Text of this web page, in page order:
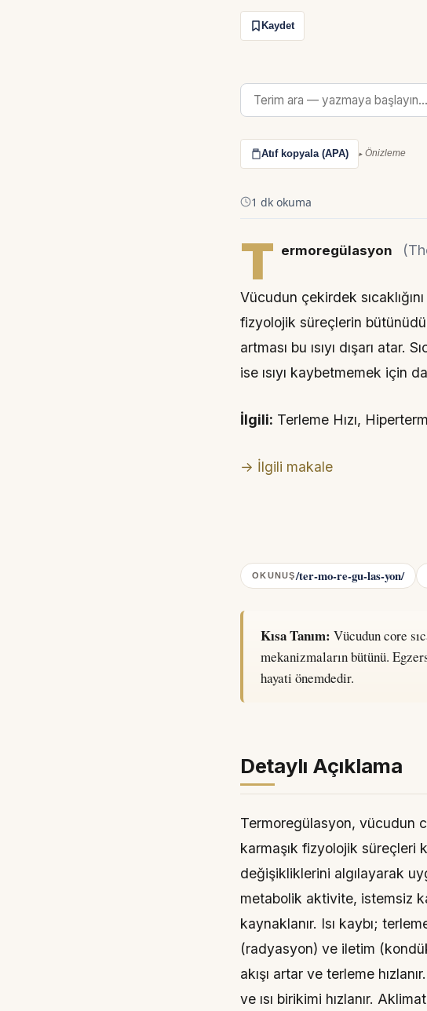
Kaydet
Atıf kopyala (APA) Önizleme
1 dk okuma
T ermoregülasyon
Vücudun çekirdek
fizyolojik süreçlerin
artması bu ısıyı dışarı
ise ısıyı kaybetmemek için
İlgili: Terleme Hızı,
→ İlgili makale
OKUNUŞ/ter-mo-re-gu-las-yon/
Kısa Tanım: Vücudun core
mekanizmaların bütünü.
hayati önemdedir.
Detaylı Açıklama
Termoregülasyon, vücudun
karmaşık fizyolojik süreçleri
değişikliklerini algılayarak
metabolik aktivite, istemsiz
kaynaklanır. Isı kaybı;
(radyasyon) ve iletim
akışı artar ve terleme
ve ısı birikimi hızlanır.